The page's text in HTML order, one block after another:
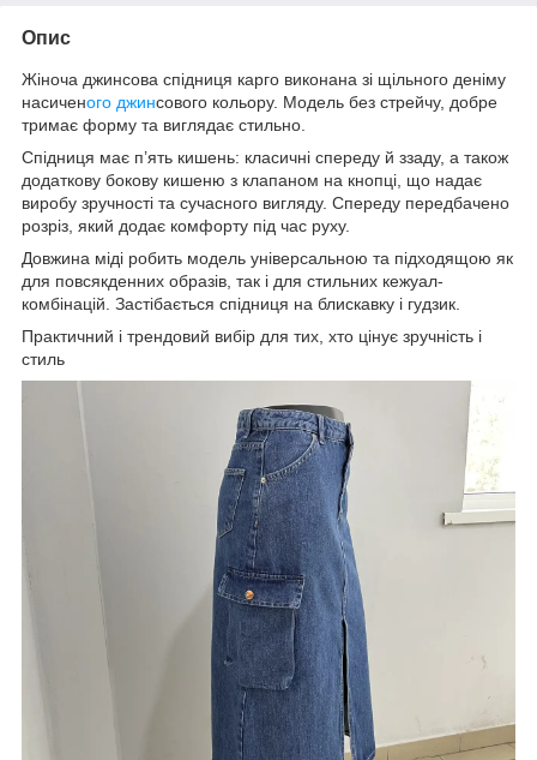
Опис
Жіноча джинсова спідниця карго виконана зі щільного деніму
насиченого джинсового кольору. Модель без стрейчу, добре
тримає форму та виглядає стильно.
Спідниця має п’ять кишень: класичні спереду й ззаду, а також
додаткову бокову кишеню з клапаном на кнопці, що надає
виробу зручності та сучасного вигляду. Спереду передбачено
розріз, який додає комфорту під час руху.
Довжина міді робить модель універсальною та підходящою як
для повсякденних образів, так і для стильних кежуал-
комбінацій. Застібається спідниця на блискавку і гудзик.
Практичний і трендовий вибір для тих, хто цінує зручність і
стиль